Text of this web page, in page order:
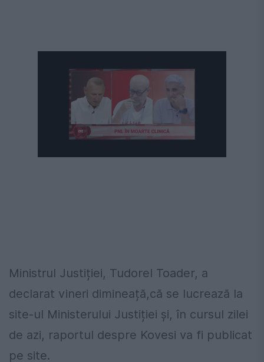
Ministrul Justiției, Tudorel Toader, a
declarat vineri dimineață,că se lucrează la
site-ul Ministerului Justiției și, în cursul zilei
de azi, raportul despre Kovesi va fi publicat
pe site.